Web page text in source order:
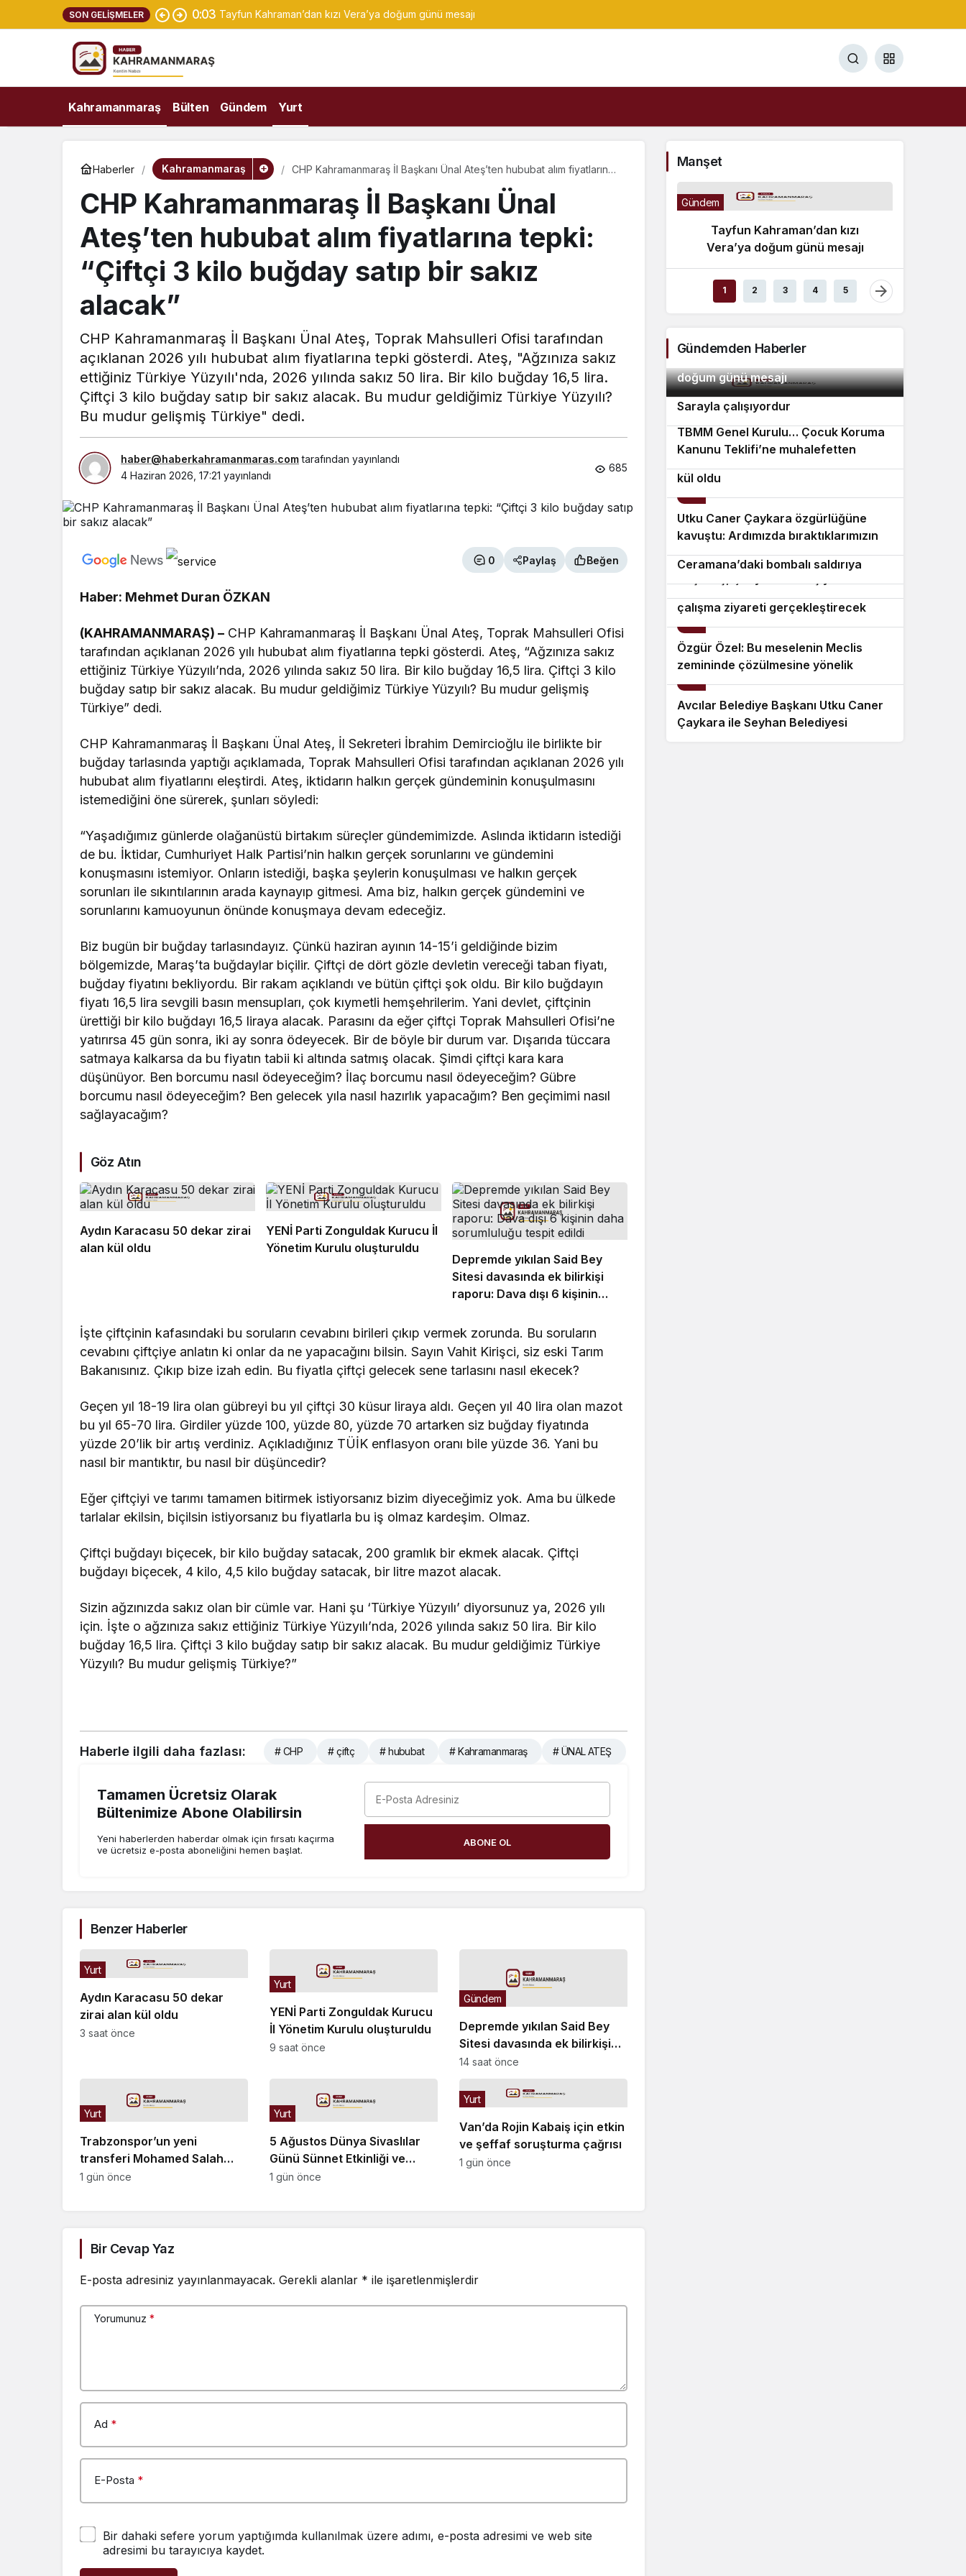
SON GELIŞMELER 0:03 Tayfun Kahraman’dan kızı Vera’ya doğum günü mesajı
Kahramanmaraş Bülten Gündem Yurt
Haberler Kahramanmaraş
CHP Kahramanmaraş İl Başkanı Ünal Ateş’ten hububat alım fiyatlarına
CHP Kahramanmaraş İl Başkanı Ünal
Ateş’ten hububat alım fiyatlarına tepki:
“Çiftçi 3 kilo buğday satıp bir sakız
alacak”
CHP Kahramanmaraş İl Başkanı Ünal Ateş, Toprak Mahsulleri Ofisi tarafından
açıklanan 2026 yılı hububat alım fiyatlarına tepki gösterdi. Ateş, "Ağzınıza sakız
ettiğiniz Türkiye Yüzyılı'nda, 2026 yılında sakız 50 lira. Bir kilo buğday 16,5 lira.
Çiftçi 3 kilo buğday satıp bir sakız alacak. Bu mudur geldiğimiz Türkiye Yüzyılı?
Bu mudur gelişmiş Türkiye" dedi.
haber@haberkahramanmaras.comtarafından yayınlandı
4 Haziran 2026, 17:21 yayınlandı
685
0 Paylaş Beğen
Haber: Mehmet Duran ÖZKAN
(KAHRAMANMARAŞ) – CHP Kahramanmaraş İl Başkanı Ünal Ateş, Toprak Mahsulleri Ofisi
tarafından açıklanan 2026 yılı hububat alım fiyatlarına tepki gösterdi. Ateş, “Ağzınıza sakız
ettiğiniz Türkiye Yüzyılı’nda, 2026 yılında sakız 50 lira. Bir kilo buğday 16,5 lira. Çiftçi 3 kilo
buğday satıp bir sakız alacak. Bu mudur geldiğimiz Türkiye Yüzyılı? Bu mudur gelişmiş
Türkiye” dedi.
CHP Kahramanmaraş İl Başkanı Ünal Ateş, İl Sekreteri İbrahim Demircioğlu ile birlikte bir
buğday tarlasında yaptığı açıklamada, Toprak Mahsulleri Ofisi tarafından açıklanan 2026 yılı
hububat alım fiyatlarını eleştirdi. Ateş, iktidarın halkın gerçek gündeminin konuşulmasını
istemediğini öne sürerek, şunları söyledi:
“Yaşadığımız günlerde olağanüstü birtakım süreçler gündemimizde. Aslında iktidarın istediği
de bu. İktidar, Cumhuriyet Halk Partisi’nin halkın gerçek sorunlarını ve gündemini
konuşmasını istemiyor. Onların istediği, başka şeylerin konuşulması ve halkın gerçek
sorunları ile sıkıntılarının arada kaynayıp gitmesi. Ama biz, halkın gerçek gündemini ve
sorunlarını kamuoyunun önünde konuşmaya devam edeceğiz.
Biz bugün bir buğday tarlasındayız. Çünkü haziran ayının 14-15’i geldiğinde bizim
bölgemizde, Maraş’ta buğdaylar biçilir. Çiftçi de dört gözle devletin vereceği taban fiyatı,
buğday fiyatını bekliyordu. Bir rakam açıklandı ve bütün çiftçi şok oldu. Bir kilo buğdayın
fiyatı 16,5 lira sevgili basın mensupları, çok kıymetli hemşehrilerim. Yani devlet, çiftçinin
ürettiği bir kilo buğdayı 16,5 liraya alacak. Parasını da eğer çiftçi Toprak Mahsulleri Ofisi’ne
yatırırsa 45 gün sonra, iki ay sonra ödeyecek. Bir de böyle bir durum var. Dışarıda tüccara
satmaya kalkarsa da bu fiyatın tabii ki altında satmış olacak. Şimdi çiftçi kara kara
düşünüyor. Ben borcumu nasıl ödeyeceğim? İlaç borcumu nasıl ödeyeceğim? Gübre
borcumu nasıl ödeyeceğim? Ben gelecek yıla nasıl hazırlık yapacağım? Ben geçimimi nasıl
sağlayacağım?
Göz Atın
Aydın Karacasu 50 dekar zirai
alan kül oldu
YENİ Parti Zonguldak Kurucu İl
Yönetim Kurulu oluşturuldu
Depremde yıkılan Said Bey
Sitesi davasında ek bilirkişi
raporu: Dava dışı 6 kişinin
İşte çiftçinin kafasındaki bu soruların cevabını birileri çıkıp vermek zorunda. Bu soruların
cevabını çiftçiye anlatın ki onlar da ne yapacağını bilsin. Sayın Vahit Kirişci, siz eski Tarım
Bakanısınız. Çıkıp bize izah edin. Bu fiyatla çiftçi gelecek sene tarlasını nasıl ekecek?
Geçen yıl 18-19 lira olan gübreyi bu yıl çiftçi 30 küsur liraya aldı. Geçen yıl 40 lira olan mazot
bu yıl 65-70 lira. Girdiler yüzde 100, yüzde 80, yüzde 70 artarken siz buğday fiyatında
yüzde 20’lik bir artış verdiniz. Açıkladığınız TÜİK enflasyon oranı bile yüzde 36. Yani bu
nasıl bir mantıktır, bu nasıl bir düşüncedir?
Eğer çiftçiyi ve tarımı tamamen bitirmek istiyorsanız bizim diyeceğimiz yok. Ama bu ülkede
tarlalar ekilsin, biçilsin istiyorsanız bu fiyatlarla bu iş olmaz kardeşim. Olmaz.
Çiftçi buğdayı biçecek, bir kilo buğday satacak, 200 gramlık bir ekmek alacak. Çiftçi
buğdayı biçecek, 4 kilo, 4,5 kilo buğday satacak, bir litre mazot alacak.
Sizin ağzınızda sakız olan bir cümle var. Hani şu ‘Türkiye Yüzyılı’ diyorsunuz ya, 2026 yılı
için. İşte o ağzınıza sakız ettiğiniz Türkiye Yüzyılı’nda, 2026 yılında sakız 50 lira. Bir kilo
buğday 16,5 lira. Çiftçi 3 kilo buğday satıp bir sakız alacak. Bu mudur geldiğimiz Türkiye
Yüzyılı? Bu mudur gelişmiş Türkiye?”
Haberle ilgili daha fazlası: # CHP # çiftç # hububat # Kahramanmaraş # ÜNAL ATEŞ
Tamamen Ücretsiz Olarak
Bültenimize Abone Olabilirsin
Yeni haberlerden haberdar olmak için fırsatı kaçırma
ve ücretsiz e-posta aboneliğini hemen başlat.
ABONE OL
Benzer Haberler
Aydın Karacasu 50 dekar
zirai alan kül oldu
Yurt
3 saat önce
YENİ Parti Zonguldak Kurucu
İl Yönetim Kurulu oluşturuldu
Yurt
9 saat önce
Depremde yıkılan Said Bey
Sitesi davasında ek bilirkişi
raporu: Dava dışı 6 kişinin
daha sorumluluğu tespit
edildi
Gündem
14 saat önce
Trabzonspor’un yeni
transferi Mohamed Salah
Trabzon’a ulaştı
Yurt
1 gün önce
5 Ağustos Dünya Sivaslılar
Günü Sünnet Etkinliği ve
Konseri coşkuyla kutlandı
Yurt
1 gün önce
Van’da Rojin Kabaiş için etkin
ve şeffaf soruşturma çağrısı
Yurt
1 gün önce
Bir Cevap Yaz
E-posta adresiniz yayınlanmayacak. Gerekli alanlar * ile işaretlenmişlerdir
Yorumunuz *
Ad *
E-Posta *
Bir dahaki sefere yorum yaptığımda kullanılmak üzere adımı, e-posta adresimi ve web site
adresimi bu tarayıcıya kaydet.
Manşet
Gündem
Tayfun Kahraman’dan kızı
Vera’ya doğum günü mesajı
1 2 3 4 5
Gündemden Haberler
doğum günü mesajı
Bülent Kuşoğlu: CHP’yi bölenler
Sarayla çalışıyordur
3
TBMM Genel Kurulu… Çocuk Koruma
Kanunu Teklifi’ne muhalefetten
“cezalandırma odaklı” eleştiri
4
kül oldu
Utku Caner Çaykara özgürlüğüne
kavuştu: Ardımızda bıraktıklarımızın
da tahliye olmalarını, özgürlüğüne,
ailelerine kavuşmalarını diliyorum
6
Şam Büyükelçisi Yılmaz’dan
Ceramana’daki bombalı saldırıya
kınama
8
Erdoğan, Suudi Arabistan’a günübirlik
çalışma ziyareti gerçekleştirecek
Özgür Özel: Bu meselenin Meclis
zemininde çözülmesine yönelik
geçmişten beri takındığımız
tutumumuzu sürdüreceğiz
Avcılar Belediye Başkanı Utku Caner
Çaykara ile Seyhan Belediyesi